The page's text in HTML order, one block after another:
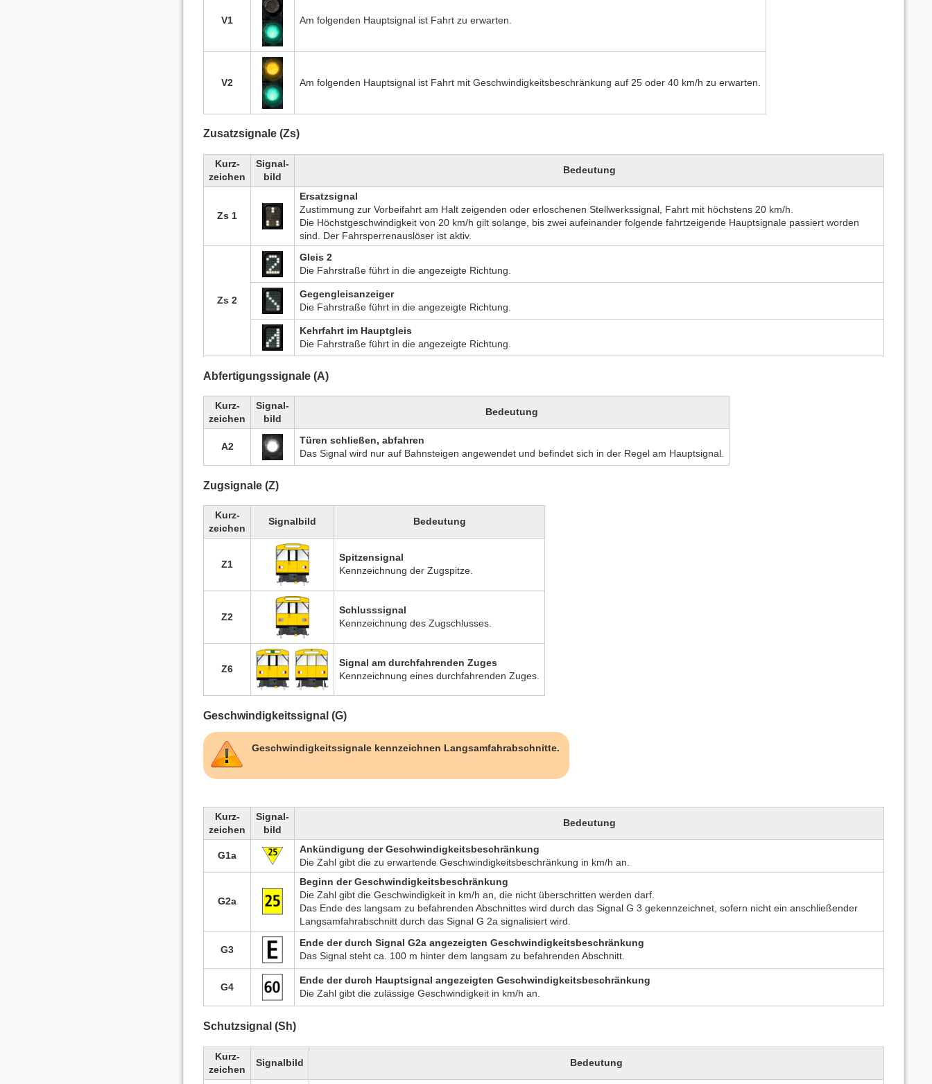
V1 Am folgenden Hauptsignal ist Fahrt zu erwarten.
V2 Am folgenden Hauptsignal ist Fahrt mit Geschwindigkeitsbeschränkung auf 25 oder 40 km/h zu erwarten.
Zusatzsignale (Zs)
Kurz-
zeichen
Signal-
bild
Bedeutung
Zs 1
Ersatzsignal
Zustimmung zur Vorbeifahrt am Halt zeigenden oder erloschenen Stellwerkssignal, Fahrt mit höchstens 20 km/h.
Die Höchstgeschwindigkeit von 20 km/h gilt solange, bis zwei aufeinander folgende fahrtzeigende Hauptsignale passiert worden
sind. Der Fahrsperrenauslöser ist aktiv.
Zs 2
Gleis 2
Die Fahrstraße führt in die angezeigte Richtung.
Gegengleisanzeiger
Die Fahrstraße führt in die angezeigte Richtung.
Kehrfahrt im Hauptgleis
Die Fahrstraße führt in die angezeigte Richtung.
Abfertigungssignale (A)
Kurz-
zeichen
Signal-
bild
Bedeutung
A2
Türen schließen, abfahren
Das Signal wird nur auf Bahnsteigen angewendet und befindet sich in der Regel am Hauptsignal.
Zugsignale (Z)
Kurz-
zeichen
Signalbild Bedeutung
Z1
Spitzensignal
Kennzeichnung der Zugspitze.
Z2
Schlusssignal
Kennzeichnung des Zugschlusses.
Z6
Signal am durchfahrenden Zuges
Kennzeichnung eines durchfahrenden Zuges.
Geschwindigkeitssignal (G)
Geschwindigkeitssignale kennzeichnen Langsamfahrabschnitte.
Kurz-
zeichen
Signal-
bild
Bedeutung
G1a
Ankündigung der Geschwindigkeitsbeschränkung
Die Zahl gibt die zu erwartende Geschwindigkeitsbeschränkung in km/h an.
G2a
Beginn der Geschwindigkeitsbeschränkung
Die Zahl gibt die Geschwindigkeit in km/h an, die nicht überschritten werden darf.
Das Ende des langsam zu befahrenden Abschnittes wird durch das Signal G 3 gekennzeichnet, sofern nicht ein anschließender
Langsamfahrabschnitt durch das Signal G 2a signalisiert wird.
G3
Ende der durch Signal G2a angezeigten Geschwindigkeitsbeschränkung
Das Sig­nal steht ca. 100 m hinter dem langsam zu befahrenden Abschnitt.
G4
Ende der durch Hauptsignal angezeigten Geschwindigkeitsbeschränkung
Die Zahl gibt die zulässige Geschwindigkeit in km/h an.
Schutzsignal (Sh)
Kurz-
zeichen
Signalbild Bedeutung